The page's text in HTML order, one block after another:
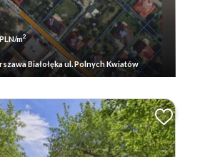
m2
Białołęka ul. Polnych Kwiatów